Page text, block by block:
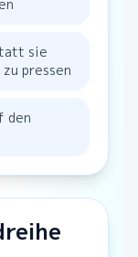
sie
pressen
den